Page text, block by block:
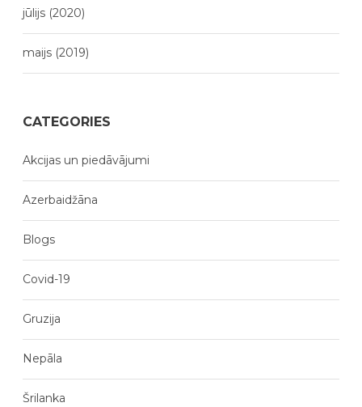
jūlijs (2020)
maijs (2019)
CATEGORIES
Akcijas un piedāvājumi
Azerbaidžāna
Blogs
Covid-19
Gruzija
Nepāla
Šrilanka